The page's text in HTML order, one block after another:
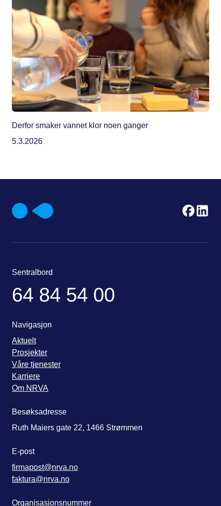
Derfor smaker vannet klor noen ganger
5.3.2026
Sentralbord
64 84 54 00
Navigasjon
Aktuelt
Prosjekter
Våre tjenester
Karriere
Om NRVA
Besøksadresse
Ruth Maiers gate 22, 1466 Strømmen
E-post
firmapost@nrva.no
faktura@nrva.no
Organisasjonsnummer